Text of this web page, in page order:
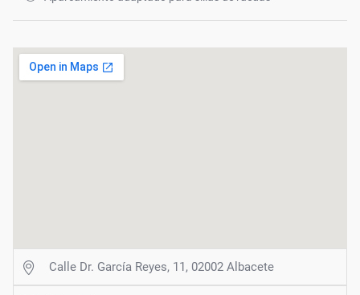
Calle Dr. García Reyes, 11, 02002 Albacete